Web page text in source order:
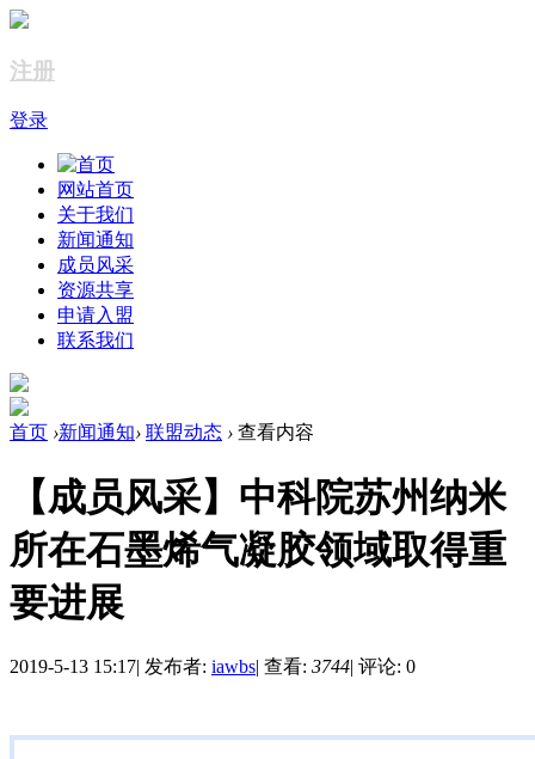
注册
登录
网站首页
关于我们
新闻通知
成员风采
资源共享
申请入盟
联系我们
首页 ›新闻通知› 联盟动态 › 查看内容
【成员风采】中科院苏州纳米
所在石墨烯气凝胶领域取得重
要进展
2019-5-13 15:17| 发布者: iawbs| 查看: 3744| 评论: 0